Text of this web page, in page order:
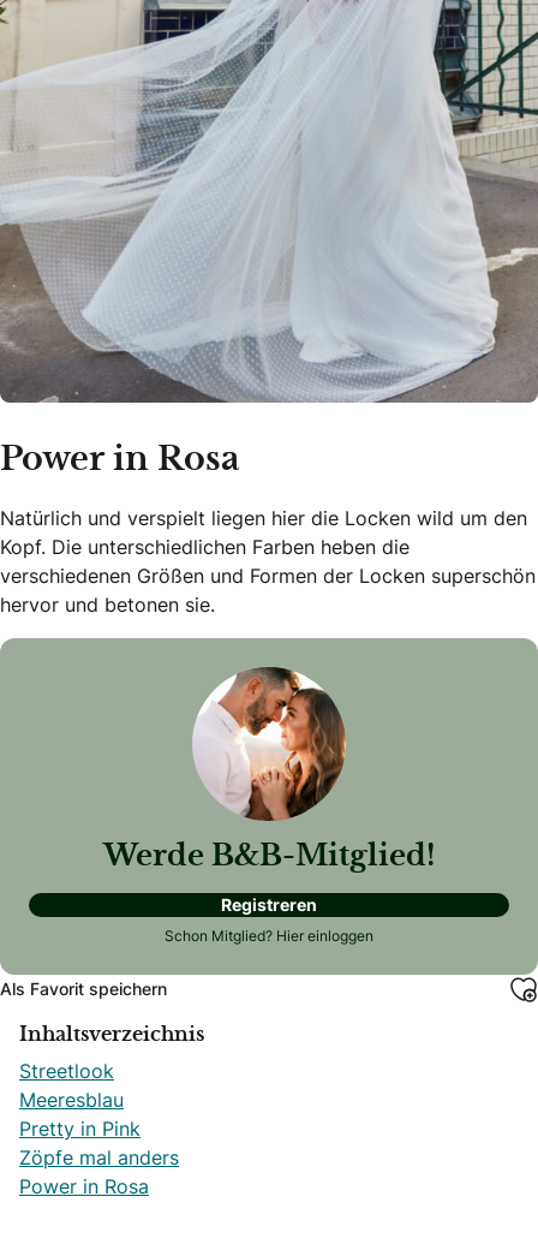
Power in Rosa
Natürlich und verspielt liegen hier die Locken wild um den
Kopf. Die unterschiedlichen Farben heben die
verschiedenen Größen und Formen der Locken superschön
hervor und betonen sie.
Werde B&B-Mitglied!
Registreren
Schon Mitglied? Hier einloggen
Als Favorit speichern
Inhaltsverzeichnis
Streetlook
Meeresblau
Pretty in Pink
Zöpfe mal anders
Power in Rosa